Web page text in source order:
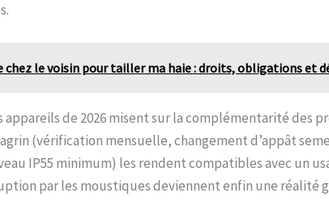
chez le voisin pour tailler ma haie : droits, obligations et
appareils de 2026 misent sur la complémentarité
(vérification mensuelle, changement d’appât
IP55 minimum) les rendent compatibles avec un
par les moustiques deviennent enfin une réalité